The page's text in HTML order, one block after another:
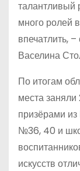
талантливый
много ролей
впечатлить,
Васелина
По итогам
места
призёрами
№36, 40 и
искусств